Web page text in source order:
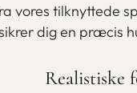
vores tilknyttede
dig en præcis
Realistiske